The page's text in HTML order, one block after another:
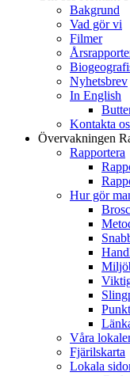
Bakgrund
Vad gör vi
Filmer
Nyhetsbrev
In English
Kontakta
Övervakningen
Rapportera
Hur gör
Våra
Fjärilskarta
Lokala